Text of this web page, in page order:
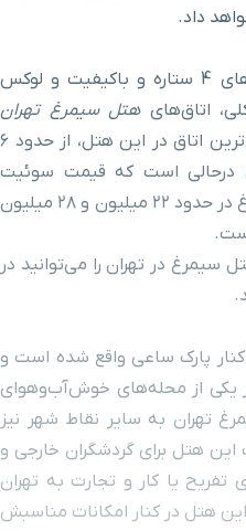
داد.
هتل سیمرغ تهران از سری هتل‌ های 4 ستاره و باکیفیت و لوکس
اتاق‌هایهتل سیمرغ تهران
های متفاوتی دارد؛ اما ارزان‌ترین اتاق در این هتل، از حدود ۶
درحالی است که قیمت سوئیت
سیمرغ و سوئیت رویال هتل سیمرغ در حدود ۲۲ میلیون و ۲۸ میلیون
سیمرغ در تهران را می‌توانید در
پارک ساعی واقع شده است و
یکی از محله‌های خوش‌آب‌و‌هوای
تهران به سایر نقاط شهر نیز
هتل برای گردشگران خارجی و
تفریح یا کار و تجارت به تهران
هتل در کنار امکانات مناسبش